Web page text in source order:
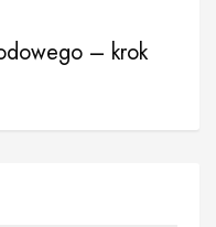
– krok